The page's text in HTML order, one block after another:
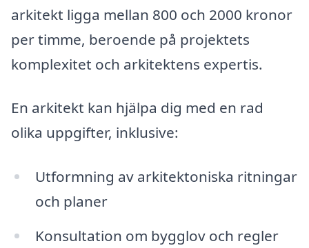
arkitekt ligga mellan 800 och 2000 kronor
per timme, beroende på projektets
komplexitet och arkitektens expertis.
En arkitekt kan hjälpa dig med en rad
olika uppgifter, inklusive:
Utformning av arkitektoniska ritningar
och planer
Konsultation om bygglov och regler